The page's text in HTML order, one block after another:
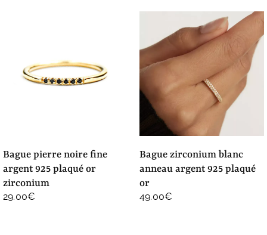
bague pierre noire fine
argent 925 plaqué or
zirconium
29.00€
bague zirconium blanc
anneau argent 925 plaqué
or
49.00€